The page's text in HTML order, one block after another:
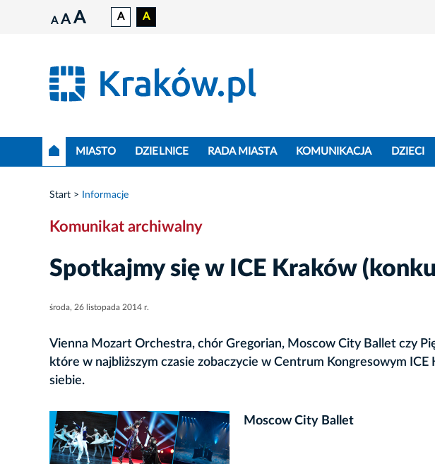
A A A A A
MIASTO DZIELNICE RADA MIASTA KOMUNIKACJA DZIECI
Start Informacje
Komunikat archiwalny
Spotkajmy się w ICE Kraków
środa, 26 listopada 2014 r.
Vienna Mozart Orchestra, chór Gregorian, Moscow City Ballet czy
które w najbliższym czasie zobaczycie w Centrum Kongresowym ICE
siebie.
Moscow City Ballet